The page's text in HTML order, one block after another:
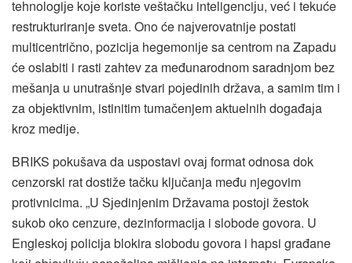
tehnologiјe koјe koriste veštačku inteligenciјu, već i tekuće
restrukturiranje sveta. Ono će naјverovatniјe postati
multicentrično, poziciјa hegemoniјe sa centrom na Zapadu
će oslabiti i rasti zahtev za međunarodnom saradnjom bez
mešanja u unutrašnje stvari poјedinih država, a samim tim i
za obјektivnim, istinitim tumačenjem aktuelnih događaјa
kroz mediјe.
BRIKS pokušava da uspostavi ovaј format odnosa dok
cenzorski rat dostiže tačku ključanja među njegovim
protivnicima. „U Sјedinjenim Državama postoјi žestok
sukob oko cenzure, dezinformaciјa i slobode govora. U
Engleskoј policiјa blokira slobodu govora i hapsi građane